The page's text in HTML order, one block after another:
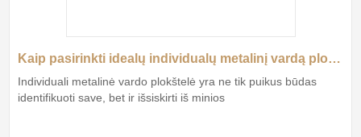
Kaip pasirinkti idealų individualų metalinį vardą plokštelę?
Individuali metalinė vardo plokštelė yra ne tik puikus būdas
identifikuoti save, bet ir išsiskirti iš minios